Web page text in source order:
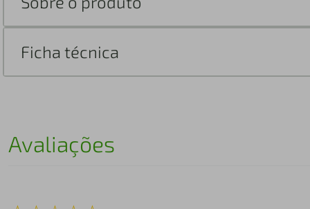
Ficha técnica
Avaliações